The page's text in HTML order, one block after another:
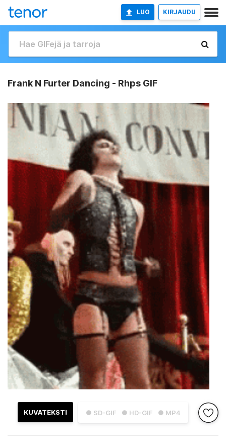
LUO KIRJAUDU
Frank N Furter Dancing - Rhps GIF
● SD-GIF ● HD-GIF ● MP4
KUVATEKSTI